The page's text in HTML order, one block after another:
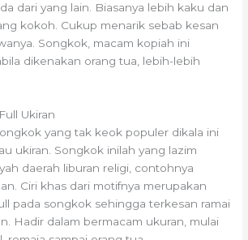
dari yang lain. Biasanya lebih kaku dan
kokoh. Cukup menarik sebab kesan
Songkok, macam kopiah ini
dikenakan orang tua, lebih-lebih
Ukiran
yang tak keok populer dikala ini
ukiran. Songkok inilah yang lazim
daerah liburan religi, contohnya
Ciri khas dari motifnya merupakan
pada songkok sehingga terkesan ramai
Hadir dalam bermacam ukuran, mulai